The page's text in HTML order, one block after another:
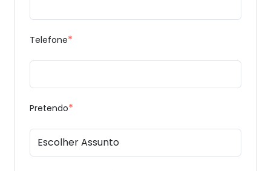
Telefone*
Pretendo*